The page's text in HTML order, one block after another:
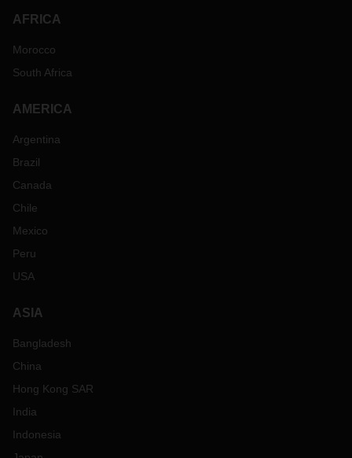
AFRICA
Morocco
South Africa
AMERICA
Argentina
Brazil
Canada
Chile
Mexico
Peru
USA
ASIA
Bangladesh
China
Hong Kong SAR
India
Indonesia